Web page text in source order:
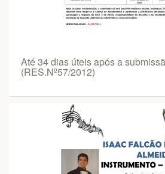
Até 34 dias úteis após a
(RES.Nº57/2012)